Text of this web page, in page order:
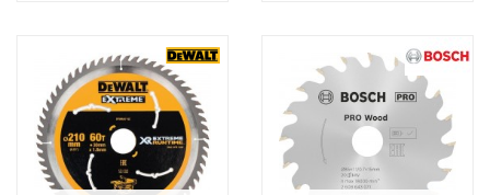
Vergleichen Vergleichen